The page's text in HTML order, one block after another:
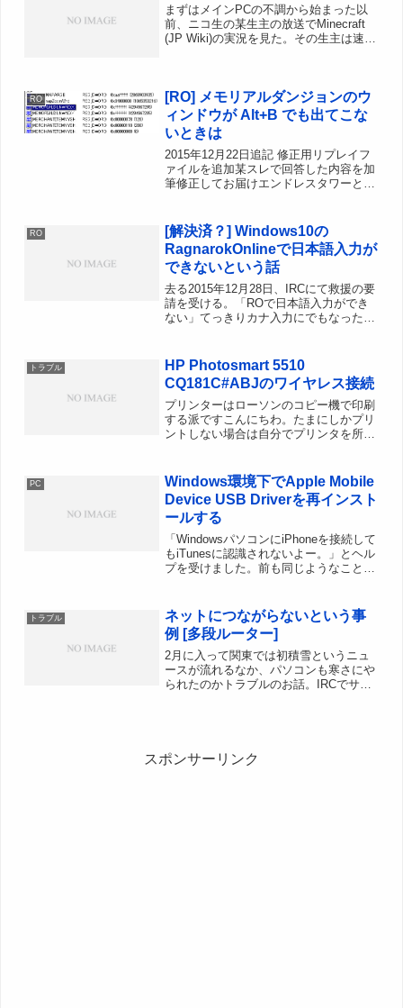
まずはメインPCの不調から始まった以
前、ニコ生の某生主の放送でMinecraft
(JP Wiki)の実況を見た。その生主は速攻
えず...
RO
[RO] メモリアルダンジョンのウ
ィンドウが Alt+B でも出てこな
いときは
2015年12月22日追記 修正用リプレイフ
ァイルを追加某スレで回答した内容を加
筆修正してお届けエンドレスタワーとか
ますよね。クライアント入れなおしたせ
いなのか、パッチ...
RO
[解決済？] Windows10の
RagnarokOnlineで日本語入力が
できないという話
去る2015年12月28日、IRCにて救援の要
請を受ける。「ROで日本語入力ができ
ない」てっきりカナ入力にでもなったの
的にWindows10 64bit版をクリーンイ
ン...
トラブル
HP Photosmart 5510
CQ181C#ABJのワイヤレス接続
プリンターはローソンのコピー機で印刷
する派ですこんにちわ。たまにしかプリ
ントしない場合は自分でプリンタを所有
コストとしてはお安くなりますよね。た
まにしか使わないインクジ...
PC
Windows環境下でApple Mobile
Device USB Driverを再インスト
ールする
「WindowsパソコンにiPhoneを接続して
もiTunesに認識されないよー。」とヘル
プを受けました。前も同じようなことが
るようになったので、今回認識されなく
なった...
トラブル
ネットにつながらないという事
例 [多段ルーター]
2月に入って関東では初積雪というニュ
ースが流れるなか、パソコンも寒さにや
られたのかトラブルのお話。IRCでサブ
スポンサーリンク